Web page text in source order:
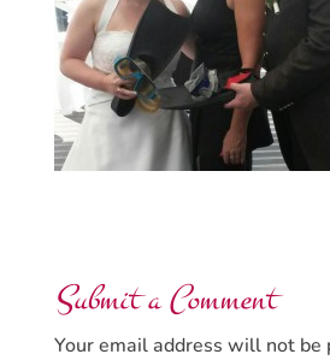
Submit a Comment
Your email address will not be